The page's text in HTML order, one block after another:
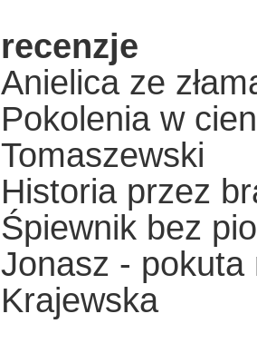
recenzje
Anielica ze
Pokolenia w
Tomaszewski
Historia przez
Śpiewnik bez
Jonasz - pokuta
Krajewska